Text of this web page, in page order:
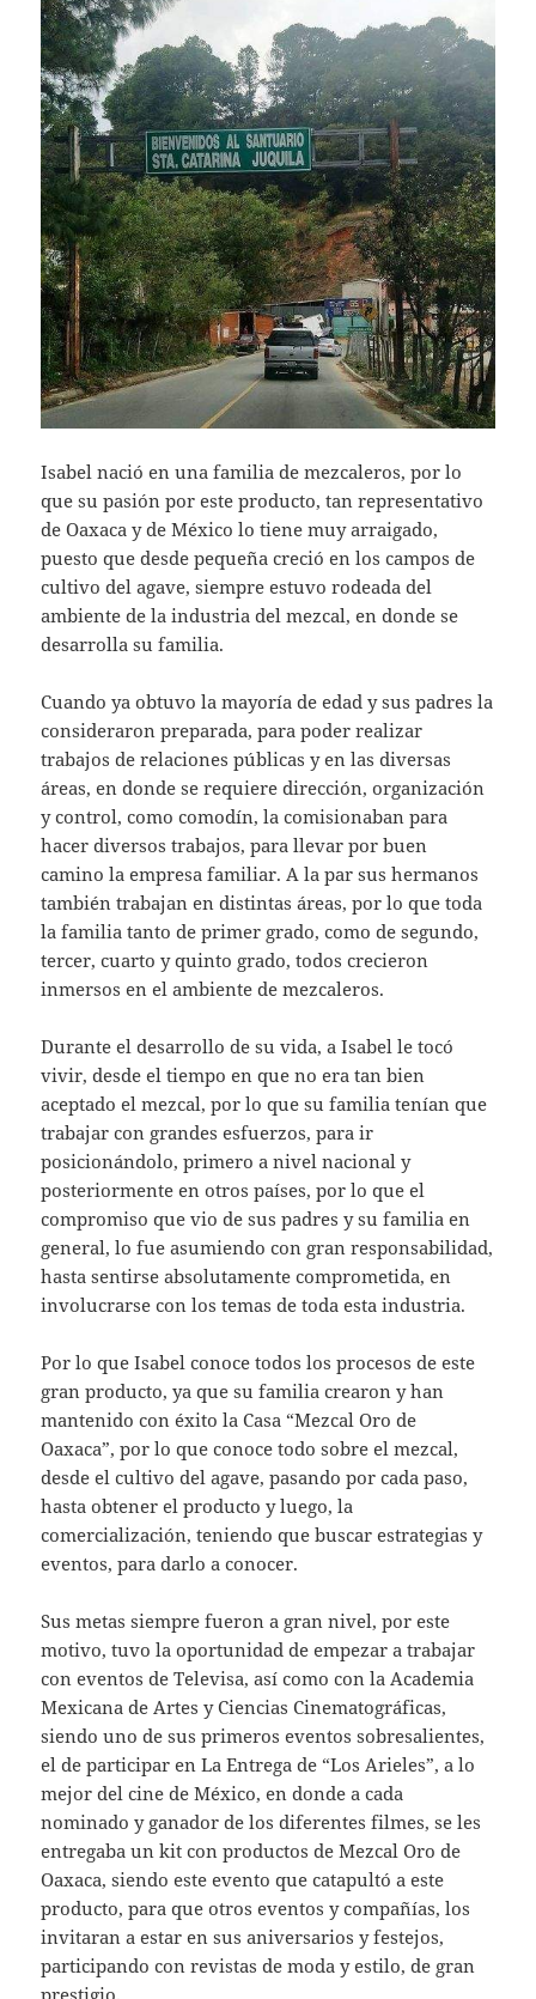
Isabel nació en una familia de mezcaleros, por lo
que su pasión por este producto, tan representativo
de Oaxaca y de México lo tiene muy arraigado,
puesto que desde pequeña creció en los campos de
cultivo del agave, siempre estuvo rodeada del
ambiente de la industria del mezcal, en donde se
desarrolla su familia.
Cuando ya obtuvo la mayoría de edad y sus padres la
consideraron preparada, para poder realizar
trabajos de relaciones públicas y en las diversas
áreas, en donde se requiere dirección, organización
y control, como comodín, la comisionaban para
hacer diversos trabajos, para llevar por buen
camino la empresa familiar. A la par sus hermanos
también trabajan en distintas áreas, por lo que toda
la familia tanto de primer grado, como de segundo,
tercer, cuarto y quinto grado, todos crecieron
inmersos en el ambiente de mezcaleros.
Durante el desarrollo de su vida, a Isabel le tocó
vivir, desde el tiempo en que no era tan bien
aceptado el mezcal, por lo que su familia tenían que
trabajar con grandes esfuerzos, para ir
posicionándolo, primero a nivel nacional y
posteriormente en otros países, por lo que el
compromiso que vio de sus padres y su familia en
general, lo fue asumiendo con gran responsabilidad,
hasta sentirse absolutamente comprometida, en
involucrarse con los temas de toda esta industria.
Por lo que Isabel conoce todos los procesos de este
gran producto, ya que su familia crearon y han
mantenido con éxito la Casa “Mezcal Oro de
Oaxaca”, por lo que conoce todo sobre el mezcal,
desde el cultivo del agave, pasando por cada paso,
hasta obtener el producto y luego, la
comercialización, teniendo que buscar estrategias y
eventos, para darlo a conocer.
Sus metas siempre fueron a gran nivel, por este
motivo, tuvo la oportunidad de empezar a trabajar
con eventos de Televisa, así como con la Academia
Mexicana de Artes y Ciencias Cinematográficas,
siendo uno de sus primeros eventos sobresalientes,
el de participar en La Entrega de “Los Arieles”, a lo
mejor del cine de México, en donde a cada
nominado y ganador de los diferentes filmes, se les
entregaba un kit con productos de Mezcal Oro de
Oaxaca, siendo este evento que catapultó a este
producto, para que otros eventos y compañías, los
invitaran a estar en sus aniversarios y festejos,
participando con revistas de moda y estilo, de gran